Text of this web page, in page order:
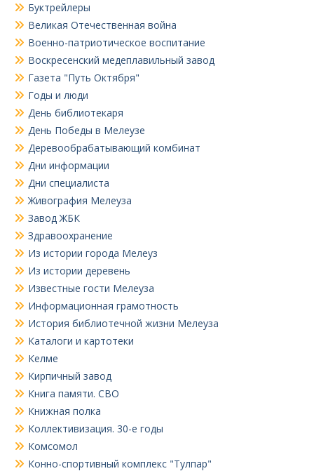
Буктрейлеры
Великая Отечественная война
Военно-патриотическое воспитание
Воскресенский медеплавильный завод
Газета "Путь Октября"
Годы и люди
День библиотекаря
День Победы в Мелеузе
Деревообрабатывающий комбинат
Дни информации
Дни специалиста
Живография Мелеуза
Завод ЖБК
Здравоохранение
Из истории города Мелеуз
Из истории деревень
Известные гости Мелеуза
Информационная грамотность
История библиотечной жизни Мелеуза
Каталоги и картотеки
Келме
Кирпичный завод
Книга памяти. СВО
Книжная полка
Коллективизация. 30-е годы
Комсомол
Конно-спортивный комплекс "Тулпар"